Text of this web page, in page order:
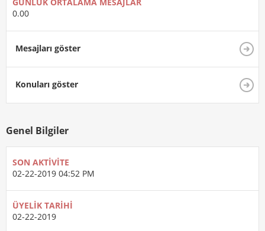
0.00
Mesajları göster
Konuları göster
Genel Bilgiler
SON AKTIVITE
02-22-2019 04:52 PM
ÜYELIK TARIHI
02-22-2019